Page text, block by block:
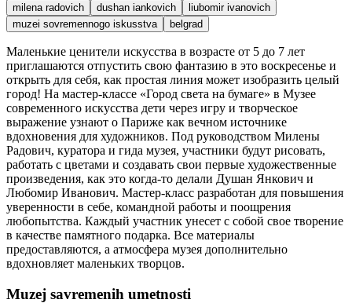
milena radovich
dushan iankovich
liubomir ivanovich
muzei sovremennogo iskusstva
belgrad
Маленькие ценители искусства в возрасте от 5 до 7 лет
приглашаются отпустить свою фантазию в это воскресенье и
открыть для себя, как простая линия может изобразить целый
город! На мастер-классе «Город света на бумаге» в Музее
современного искусства дети через игру и творческое
выражение узнают о Париже как вечном источнике
вдохновения для художников. Под руководством Милены
Радович, куратора и гида музея, участники будут рисовать,
работать с цветами и создавать свои первые художественные
произведения, как это когда-то делали Душан Янкович и
Любомир Иванович. Мастер-класс разработан для повышения
уверенности в себе, командной работы и поощрения
любопытства. Каждый участник унесет с собой свое творение
в качестве памятного подарка. Все материалы
предоставляются, а атмосфера музея дополнительно
вдохновляет маленьких творцов.
Muzej savremenih umetnosti